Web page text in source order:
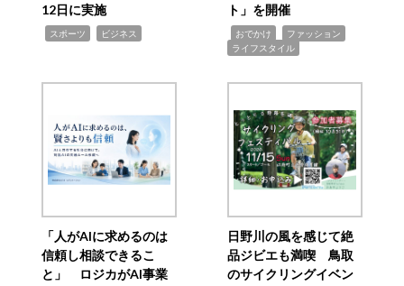
12日に実施
スポーツ ビジネス
ト」を開催
おでかけ ファッション
ライフスタイル
「人がAIに求めるのは
信頼し相談できるこ
と」 ロジカがAI事業
日野川の風を感じて絶
品ジビエも満喫 鳥取
のサイクリングイベン